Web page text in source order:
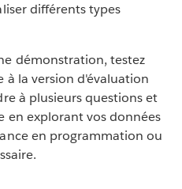
différents types
démonstration, testez
à la version d'évaluation
à plusieurs questions et
en explorant vos données
en programmation ou